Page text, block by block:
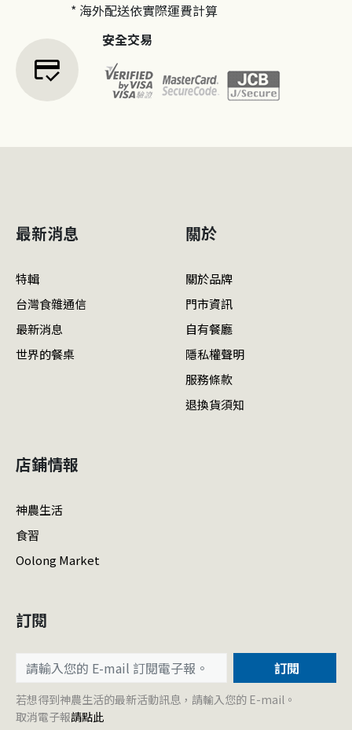
* 海外配送依實際運費計算
credit_score
安全交易
最新消息
特輯
台灣食雜通信
最新消息
世界的餐桌
關於
關於品牌
門市資訊
自有餐廳
隱私權聲明
服務條款
退換貨須知
店鋪情報
神農生活
食習
Oolong Market
訂閱
訂閱
若想得到神農生活的最新活動訊息，請輸入您的 E-mail。
取消電子報請點此